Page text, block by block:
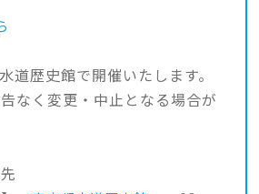
道歴史館で開催いたします。
なく変更・中止となる場合が